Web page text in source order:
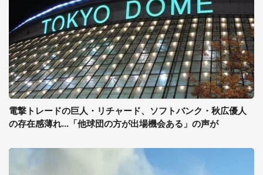
電撃トレードの巨人・リチャード、ソフトバンク・秋広優人
の存在感薄れ...「他球団の方が出場機会ある」の声が